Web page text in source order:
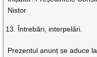
Nistor
Întrebări, interpelări.
Prezentul anunț se aduce